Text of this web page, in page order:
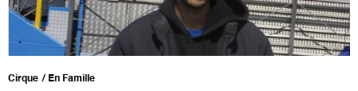
Cirque En Famille